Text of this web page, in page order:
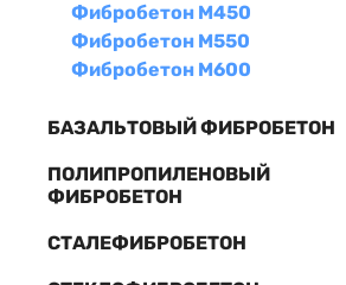
Фибробетон М450
Фибробетон М550
Фибробетон М600
БАЗАЛЬТОВЫЙ ФИБРОБЕТОН
ПОЛИПРОПИЛЕНОВЫЙ
ФИБРОБЕТОН
СТАЛЕФИБРОБЕТОН